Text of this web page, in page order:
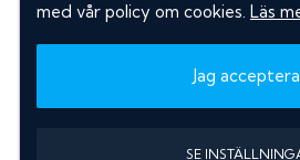
med vår policy om cookies. Läs
Jag
SE